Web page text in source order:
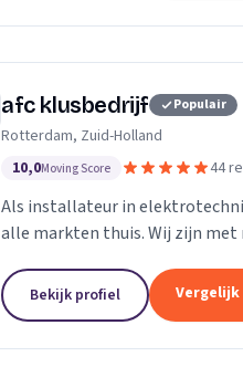
afc klusbedrijf Populair
Rotterdam, Zuid-Holland
10,0Moving Score 44
Als installateur in
alle markten thuis. Wij zijn
Bekijk profiel